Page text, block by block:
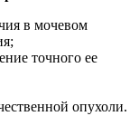
в мочевом
точного ее
опухоли.